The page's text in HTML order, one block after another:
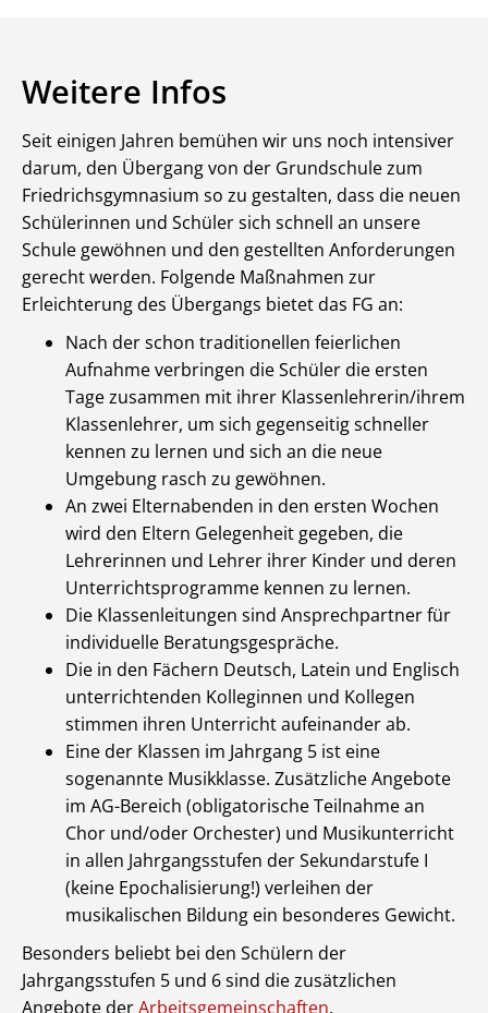
Weitere Infos
Seit einigen Jahren bemühen wir uns noch intensiver
darum, den Übergang von der Grundschule zum
Friedrichsgymnasium so zu gestalten, dass die neuen
Schülerinnen und Schüler sich schnell an unsere
Schule gewöhnen und den gestellten Anforderungen
gerecht werden. Folgende Maßnahmen zur
Erleichterung des Übergangs bietet das FG an:
Nach der schon traditionellen feierlichen
Aufnahme verbringen die Schüler die ersten
Tage zusammen mit ihrer Klassenlehrerin/ihrem
Klassenlehrer, um sich gegenseitig schneller
kennen zu lernen und sich an die neue
Umgebung rasch zu gewöhnen.
An zwei Elternabenden in den ersten Wochen
wird den Eltern Gelegenheit gegeben, die
Lehrerinnen und Lehrer ihrer Kinder und deren
Unterrichtsprogramme kennen zu lernen.
Die Klassenleitungen sind Ansprechpartner für
individuelle Beratungsgespräche.
Die in den Fächern Deutsch, Latein und Englisch
unterrichtenden Kolleginnen und Kollegen
stimmen ihren Unterricht aufeinander ab.
Eine der Klassen im Jahrgang 5 ist eine
sogenannte Musikklasse. Zusätzliche Angebote
im AG-Bereich (obligatorische Teilnahme an
Chor und/oder Orchester) und Musikunterricht
in allen Jahrgangsstufen der Sekundarstufe I
(keine Epochalisierung!) verleihen der
musikalischen Bildung ein besonderes Gewicht.
Besonders beliebt bei den Schülern der
Jahrgangsstufen 5 und 6 sind die zusätzlichen
Angebote derArbeitsgemeinschaften.